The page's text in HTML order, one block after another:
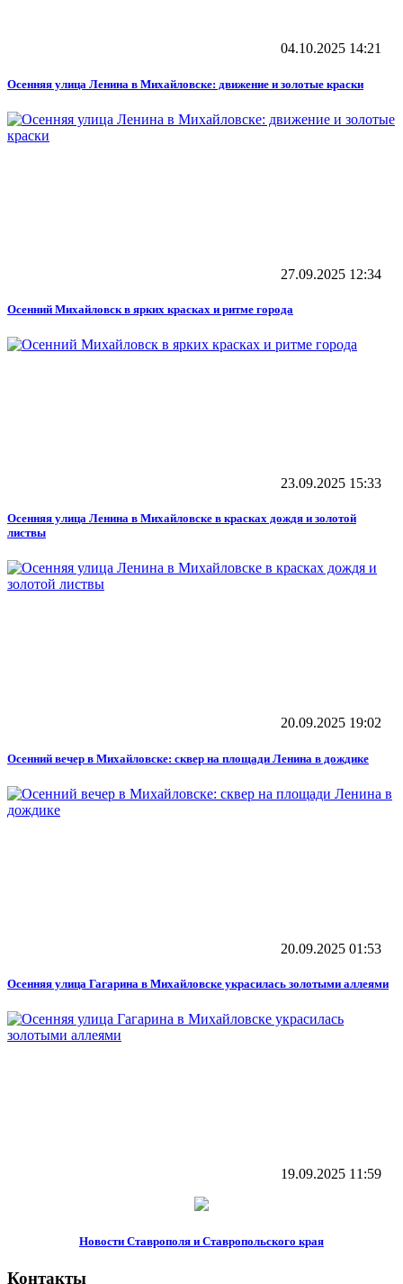
04.10.2025 14:21
Осенняя улица Ленина в Михайловске: движение и золотые краски
27.09.2025 12:34
Осенний Михайловск в ярких красках и ритме города
23.09.2025 15:33
Осенняя улица Ленина в Михайловске в красках дождя и золотой
листвы
20.09.2025 19:02
Осенний вечер в Михайловске: сквер на площади Ленина в дождике
20.09.2025 01:53
Осенняя улица Гагарина в Михайловске украсилась золотыми аллеями
19.09.2025 11:59
Новости Ставрополя и Ставропольского края
Контакты